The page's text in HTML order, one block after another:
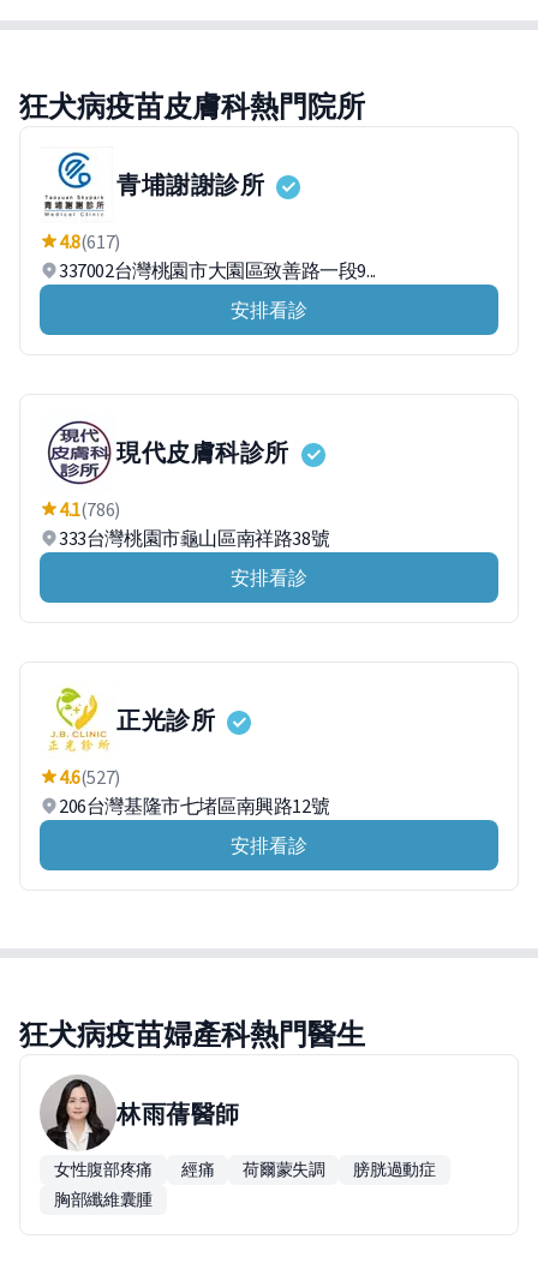
狂犬病疫苗皮膚科熱門院所
青埔謝謝診所
4.8(617)
337002台灣桃園市大園區致善路一段9...
安排看診
現代皮膚科診所
4.1(786)
333台灣桃園市龜山區南祥路38號
安排看診
正光診所
4.6(527)
206台灣基隆市七堵區南興路12號
安排看診
狂犬病疫苗婦產科熱門醫生
林雨蒨醫師
女性腹部疼痛 經痛 荷爾蒙失調
膀胱過動症
胸部纖維囊腫